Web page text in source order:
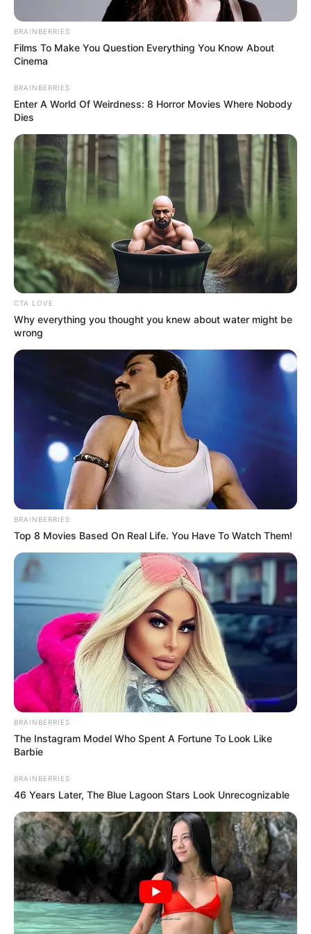
Alerta Tolima
Municipio de Cajamarca
Por:Valentina Cortés Castillo
Enero 4, 2024
UNIRSE AL CANAL DE WHATSAPP
En el municipio de Cajamarca continúan las denuncias
en contra de la administración saliente debido a las
irregularidades que registraron durante el año pasado
con la falta de pago a los funcionarios y contratistas de
obras, ahora se suman los problemas que Camilo
Valencia recibió con la alcaldía.
En diálogo con La Cariñosa 1.420 AM Ibagué, el nuevo
oficial, el municipio presenta deudas superiores a los 12
mil millones de pesos que podrían llegar a los 16
millones por culpa de Julio Roberto Vargas.
Lea También:
¡Con las pilas puestas! Johana Aranda
anuncia ‘victorias tempranas’ para Ibagué
BRAINBERRIES
Films To Make You Question Everything You Know About
Cinema
BRAINBERRIES
Enter A World Of Weirdness: 8 Horror Movies Where Nobody
Dies
CTA LOVE
Why everything you thought you knew about water might be
wrong
BRAINBERRIES
Top 8 Movies Based On Real Life. You Have To Watch Them!
BRAINBERRIES
The Instagram Model Who Spent A Fortune To Look Like
Barbie
BRAINBERRIES
46 Years Later, The Blue Lagoon Stars Look Unrecognizable